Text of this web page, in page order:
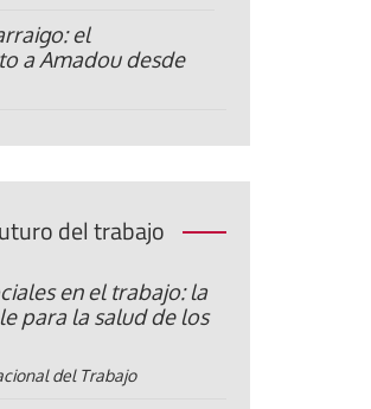
el
a Amadou desde
del trabajo
en el trabajo: la
para la salud de los
del Trabajo